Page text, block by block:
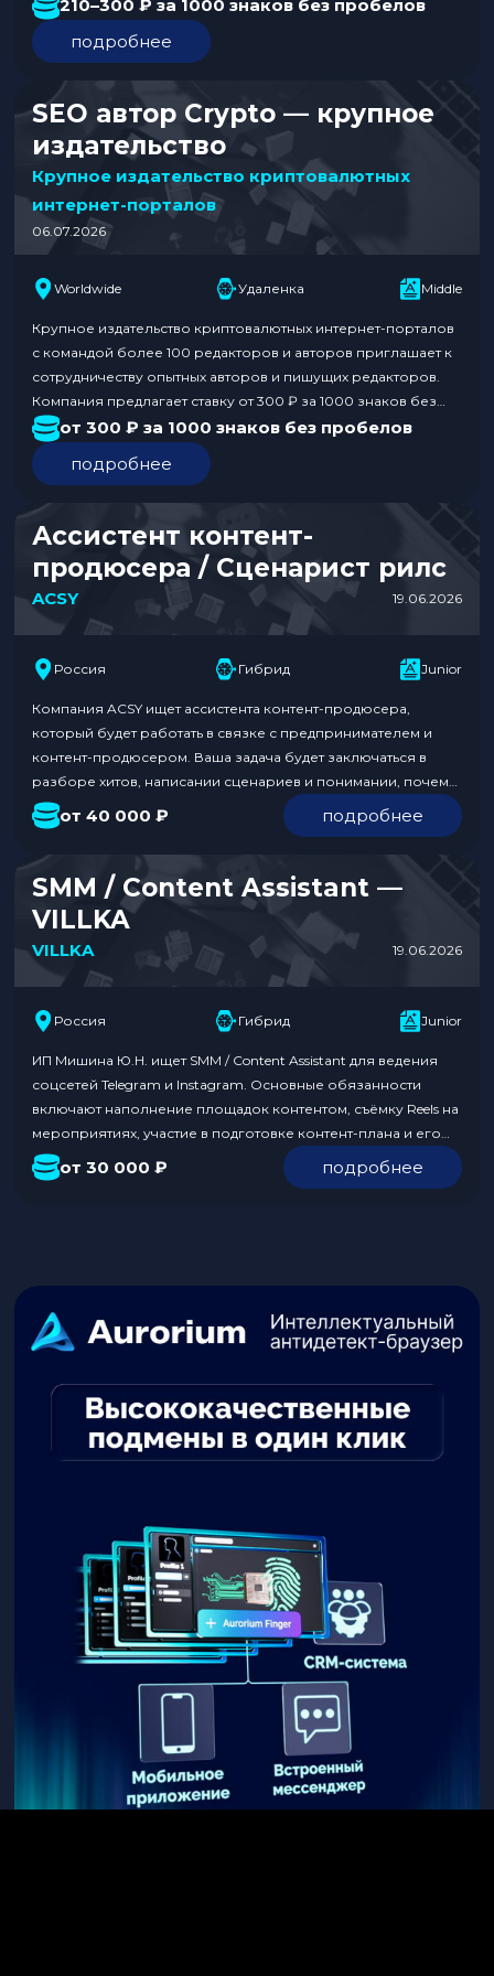
также обзоры букмекерских компаний. Объем работы
может достигать 20 000 знаков в сутки, что подразумевает
новых…
210–300 ₽ за 1000 знаков без пробелов
подробнее
SEO автор Crypto — крупное
издательство
Крупное издательство криптовалютных
интернет-порталов
06.07.2026
Worldwide Удаленка Middle
Крупное издательство криптовалютных интернет-порталов
с командой более 100 редакторов и авторов приглашает к
сотрудничеству опытных авторов и пишущих редакторов.
Компания предлагает ставку от 300 ₽ за 1000 знаков без
пробелов, квартальные премии и стабильный поток задач
без простоев. Кандидат должен иметь опыт написания SEO-
статей и хорошо ориентироваться в криптовалютной
…
от 300 ₽ за 1000 знаков без пробелов
подробнее
Ассистент контент-
продюсера / Сценарист рилс
ACSY 19.06.2026
Россия Гибрид Junior
Компания ACSY ищет ассистента контент-продюсера,
который будет работать в связке с предпринимателем и
контент-продюсером. Ваша задача будет заключаться в
разборе хитов, написании сценариев и понимании, почему
ролики становятся популярными. Вы получите
возможность вырасти до самостоятельного контент-
продюсера по результатам работы. Ожидается полная
занятость в гибридном формате с зарплатой от 40 000 ₽.
Обязанности: Требования к кандидату:…
от 40 000 ₽ подробнее
SMM / Content Assistant —
VILLKA
VILLKA 19.06.2026
Россия Гибрид Junior
ИП Мишина Ю.Н. ищет SMM / Content Assistant для ведения
соцсетей Telegram и Instagram. Основные обязанности
включают наполнение площадок контентом, съёмку Reels на
мероприятиях, участие в подготовке контент-плана и его
реализацию. Кандидат должен иметь опыт в SMM от 1 года,
навыки съёмки и монтажа Reels, а также готовность выезжать
от 30 000 ₽ подробнее